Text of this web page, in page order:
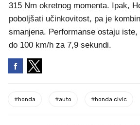
315 Nm okretnog momenta. Ipak,
poboljšati učinkovitost, pa je
smanjena. Performanse ostaju
do 100 km/h za 7,9 sekundi.
#honda #auto #honda civic